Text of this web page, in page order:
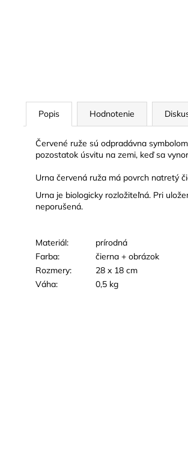
Popis Hodnotenie
Červené ruže sú odpradávna
pozostatok úsvitu na zemi, keď sa
Urna červená ruža má povrch natretý
Urna je biologicky rozložiteľná. Pri
neporušená.
Materiál:
prírodná
Farba:
čierna + obrázok
Rozmery:
28 x 18 cm
Váha:
0,5 kg